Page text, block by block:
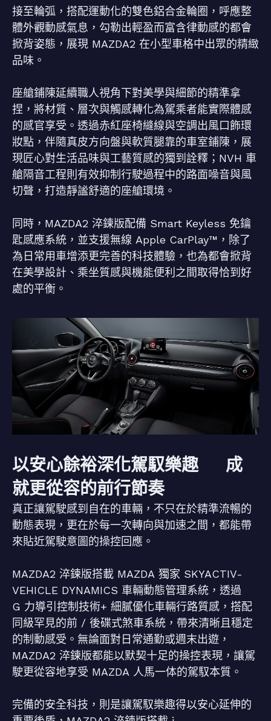
接至輪弧，搭配運動化的雙色鋁合金輪圈，呼應整
體外觀動感氣息，勾勒出輕盈而富含律動感的都會
掀背姿態，展現 MAZDA2 在小型車格中出眾的精緻
品味。
座艙鋪陳延續職人視角下對美學與細節的精準拿
捏，將材質、層次與觸感轉化為駕乘者能實際體感
的感官享受。透過赤紅座椅縫線與空調出風口飾環
妝點，伴隨真皮方向盤與軟質腿靠的車室鋪陳，展
現匠心對生活品味與工藝質感的獨到詮釋；NVH 車
艙隔音工程則有效抑制行駛過程中的路面噪音與風
切聲，打造靜謐舒適的座艙環境。
同時，MAZDA2 淬鍊版配備 Smart Keyless 免鑰
匙感應系統，並支援無線 Apple CarPlay™，除了
為日常用車增添更完善的科技體驗，也為都會掀背
在美學設計、乘坐質感與機能便利之間取得恰到好
處的平衡。
以安心餘裕深化駕馭樂趣 成
就更從容的前行節奏
真正讓駕駛感到自在的車輛，不只在於精準流暢的
動態表現，更在於每一次轉向與加速之間，都能帶
來貼近駕駛意圖的操控回應。
MAZDA2 淬鍊版搭載 MAZDA 獨家 SKYACTIV-
VEHICLE DYNAMICS 車輛動態管理系統，透過
G 力導引控制技術+ 細膩優化車輛行路質感，搭配
同級罕見的前 / 後碟式煞車系統，帶來清晰且穩定
的制動感受。無論面對日常通勤或週末出遊，
MAZDA2 淬鍊版都能以默契十足的操控表現，讓駕
駛更從容地享受 MAZDA 人馬一体的駕馭本質。
完備的安全科技，則是讓駕馭樂趣得以安心延伸的